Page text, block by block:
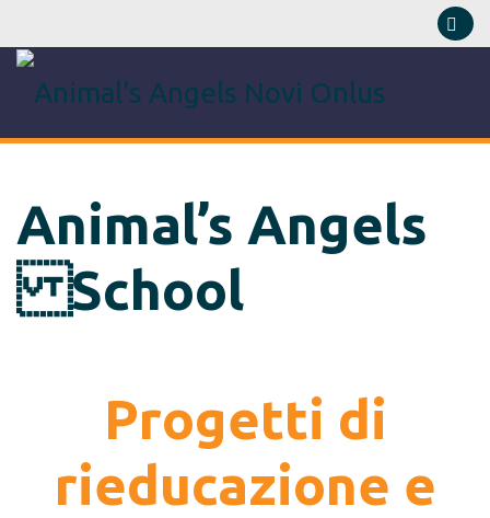
Animal’s Angels
School
Progetti di
rieducazione e